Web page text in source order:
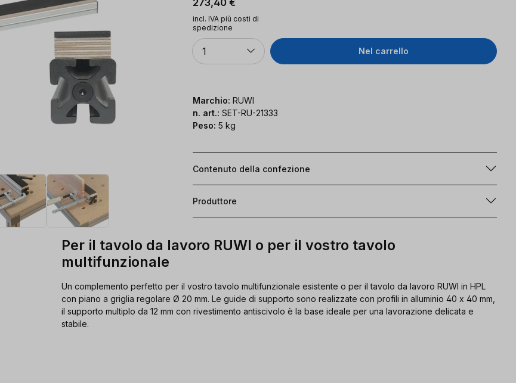
incl. IVA più costi di
spedizione
Quantità
1 Nel carrello
Marchio: RUWI
n. art.: SET-RU-21333
Peso: 5 kg
Contenuto della confezione
Produttore
Per il tavolo da lavoro RUWI o per il vostro tavolo
multifunzionale
Un complemento perfetto per il vostro tavolo multifunzionale esistente o per il tavolo da lavoro RUWI in HPL
con piano a griglia regolare Ø 20 mm. Le guide di supporto sono realizzate con profili in alluminio 40 x 40 mm,
il supporto multiplo da 12 mm con rivestimento antiscivolo è la base ideale per una lavorazione delicata e
stabile.